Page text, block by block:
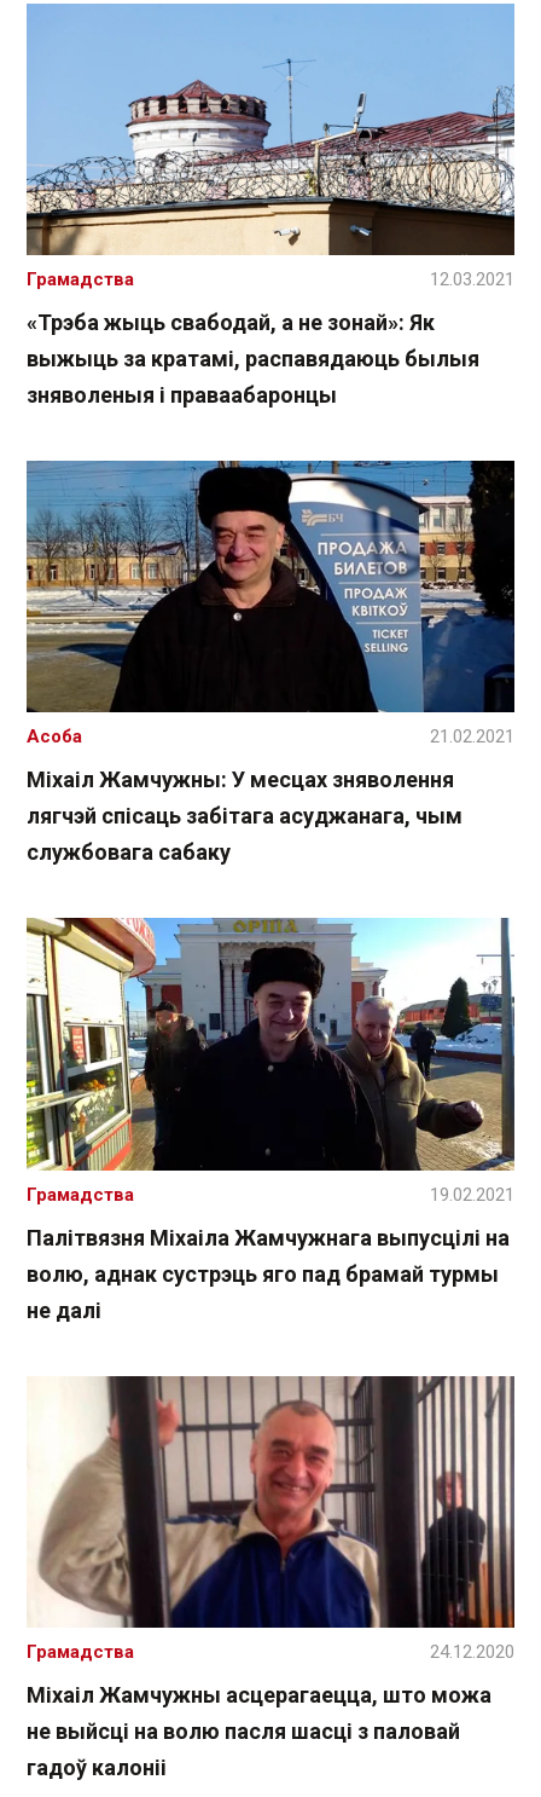
«Трэба жыць свабодай, а не зонай»: Як
выжыць за кратамі, распавядаюць былыя
зняволеныя і праваабаронцы
Грамадства 12.03.2021
Міхаіл Жамчужны: У месцах зняволення
лягчэй спісаць забітага асуджанага, чым
службовага сабаку
Асоба 21.02.2021
Палітвязня Міхаіла Жамчужнага выпусцілі на
волю, аднак сустрэць яго пад брамай турмы
не далі
Грамадства 19.02.2021
Міхаіл Жамчужны асцерагаецца, што можа
не выйсці на волю пасля шасці з паловай
гадоў калоніі
Грамадства 24.12.2020